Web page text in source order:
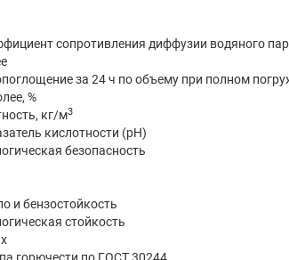
сопротивления диффузии водяного
за 24 ч по объему при полном
%
кг/м3
кислотности (pH)
безопасность
и бензостойкость
стойкость